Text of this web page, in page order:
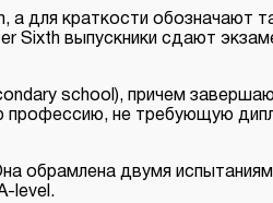
для краткости обозначают
выпускники сдают
school), причем
профессию, не требующую
обрамлена двумя
level.